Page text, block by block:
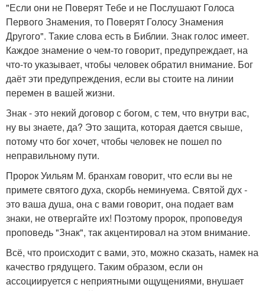
"Если они не Поверят Тебе и не Послушают Голоса
Первого Знамения, то Поверят Голосу Знамения
Другого". Такие слова есть в Библии. Знак голос имеет.
Каждое знамение о чем-то говорит, предупреждает, на
что-то указывает, чтобы человек обратил внимание. Бог
даёт эти предупреждения, если вы стоите на линии
перемен в вашей жизни.
Знак - это некий договор с богом, с тем, что внутри вас,
ну вы знаете, да? Это защита, которая дается свыше,
потому что бог хочет, чтобы человек не пошел по
неправильному пути.
Пророк Уильям М. бранхам говорит, что если вы не
примете святого духа, скорбь неминуема. Святой дух -
это ваша душа, она с вами говорит, она подает вам
знаки, не отвергайте их! Поэтому пророк, проповедуя
проповедь "Знак", так акцентировал на этом внимание.
Всё, что происходит с вами, это, можно сказать, намек на
качество грядущего. Таким образом, если он
ассоциируется с неприятными ощущениями, внушает